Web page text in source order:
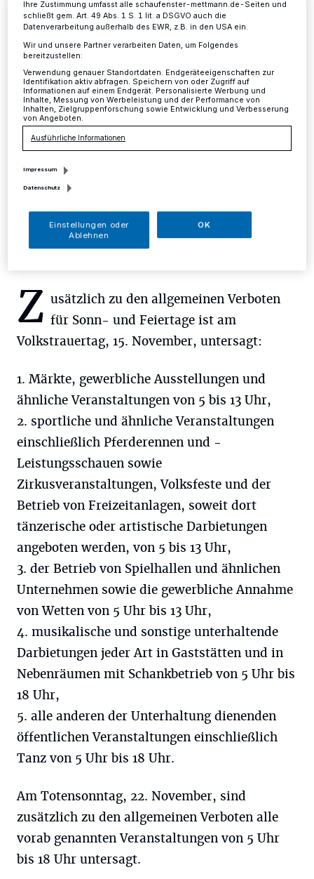
Mettmann·Aufgrund der bevorstehenden stillen
Feiertage am 15. und 22. November (Volkstrauertag
und Totensonntag) sowie der Weihnachtsfeiertage am
25. und 26. Dezember informiert die Stadt Mettmann
darüber, dass an diesen Tagen nur Veranstaltungen
stattfinden dürfen, die im Einklang mit dem
Feiertagsgesetz NW (FeiertG NW) stehen.
12.11.2015 , 12:41 Uhr
Z usätzlich zu den allgemeinen Verboten
für Sonn- und Feiertage ist am
Volkstrauertag, 15. November, untersagt:
1. Märkte, gewerbliche Ausstellungen und
ähnliche Veranstaltungen von 5 bis 13 Uhr,
2. sportliche und ähnliche Veranstaltungen
einschließlich Pferderennen und -
Leistungsschauen sowie
Zirkusveranstaltungen, Volksfeste und der
Betrieb von Freizeitanlagen, soweit dort
tänzerische oder artistische Darbietungen
angeboten werden, von 5 bis 13 Uhr,
3. der Betrieb von Spielhallen und ähnlichen
Unternehmen sowie die gewerbliche Annahme
von Wetten von 5 Uhr bis 13 Uhr,
4. musikalische und sonstige unterhaltende
Darbietungen jeder Art in Gaststätten und in
Nebenräumen mit Schankbetrieb von 5 Uhr bis
18 Uhr,
5. alle anderen der Unterhaltung dienenden
öffentlichen Veranstaltungen einschließlich
Tanz von 5 Uhr bis 18 Uhr.
Am Totensonntag, 22. November, sind
zusätzlich zu den allgemeinen Verboten alle
vorab genannten Veranstaltungen von 5 Uhr
bis 18 Uhr untersagt.
Ihre Zustimmung umfasst alle schaufenster-mettmann.de-Seiten und
schließt gem. Art. 49 Abs. 1 S. 1 lit. a DSGVO auch die
Datenverarbeitung außerhalb des EWR, z.B. in den USA ein.
Wir und unsere Partner verarbeiten Daten, um Folgendes
bereitzustellen:
Verwendung genauer Standortdaten. Endgeräteeigenschaften zur
Identifikation aktiv abfragen. Speichern von oder Zugriff auf
Informationen auf einem Endgerät. Personalisierte Werbung und
Inhalte, Messung von Werbeleistung und der Performance von
Inhalten, Zielgruppenforschung sowie Entwicklung und Verbesserung
von Angeboten.
Ausführliche Informationen
Impressum
Datenschutz
Einstellungen oder
Ablehnen
OK